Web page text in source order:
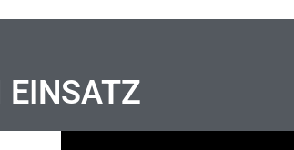
EINSATZ